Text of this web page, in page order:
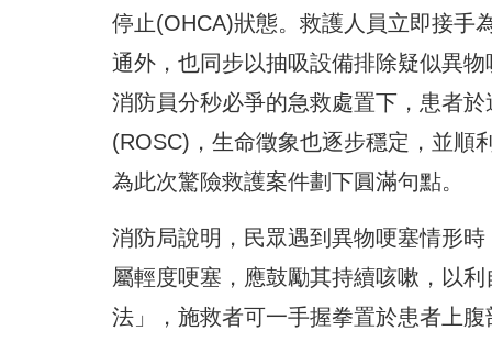
停止(OHCA)狀態。救護人員立即接手
通外，也同步以抽吸設備排除疑似異
消防員分秒必爭的急救處置下，患者
(ROSC)，生命徵象也逐步穩定，並順
為此次驚險救護案件劃下圓滿句點。
消防局說明，民眾遇到異物哽塞情形
屬輕度哽塞，應鼓勵其持續咳嗽，以
法」，施救者可一手握拳置於患者上